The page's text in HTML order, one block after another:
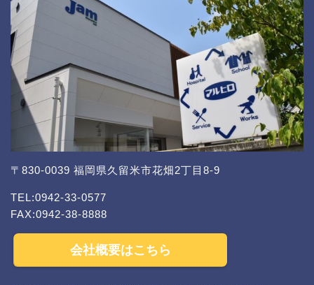
〒830-0039 福岡県久留米市花畑2丁目8-9
TEL:0942-33-0577
FAX:0942-38-8888
会社概要はこちら